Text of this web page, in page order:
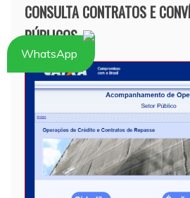
CONSULTA CONTRATOS E
PÚBLICOS
WhatsApp